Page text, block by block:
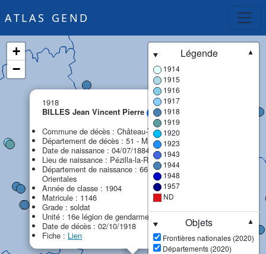
ATLAS GEND
1918
BILLES Jean Vincent Pierre
MPF
Commune de décès : Château-Thierry
Département de décès : 51 - Marne
Date de naissance : 04/07/1884
Lieu de naissance : Pézilla-la-Rivière
Département de naissance : 66 - Pyrénées-
Orientales
Année de classe : 1904
Matricule : 1146
Grade : soldat
Unité : 16e légion de gendarmerie (16e LG)
Date de décès : 02/10/1918
Fiche : Lien
+
−
Légende
▼
1914
1915
1916
1917
1918
1919
1920
1923
1943
1944
1948
1957
ND
Objets
▼
Frontières nationales (2020)
Départements (2020)